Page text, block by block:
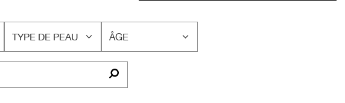
TYPE DE PEAU
FRANÇAIS
ÂGE
FRANÇAIS